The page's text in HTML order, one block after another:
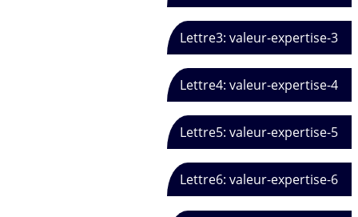
Lettre3: valeur-expertise-3
Lettre4: valeur-expertise-4
Lettre5: valeur-expertise-5
Lettre6: valeur-expertise-6